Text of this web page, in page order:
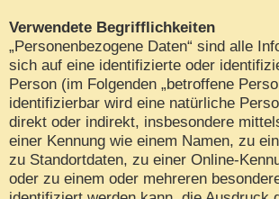
Verwendete Begrifflichkeiten
„Personenbezogene Daten“ sind alle
sich auf eine identifizierte oder
Person (im Folgenden „betroffene
identifizierbar wird eine natürliche
direkt oder indirekt, insbesondere
einer Kennung wie einem Namen, zu
zu Standortdaten, zu einer Online-
oder zu einem oder mehreren